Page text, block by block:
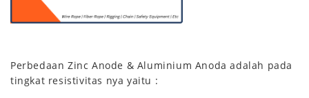
Perbedaan Zinc Anode & Aluminium Anoda adalah pada
tingkat resistivitas nya yaitu :